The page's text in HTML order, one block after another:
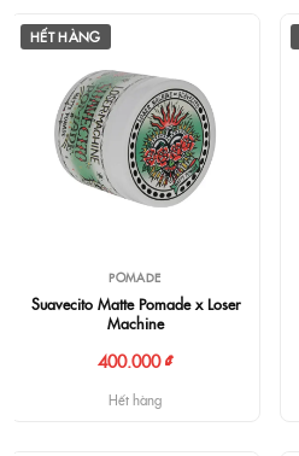
HẾT HÀNG
POMADE
Suavecito Matte Pomade x Loser
Machine
400.000 ₫
Hết hàng